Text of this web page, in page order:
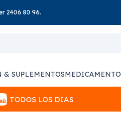
2406 80 96.
SUPLEMENTOS
TODOS LOS DIAS